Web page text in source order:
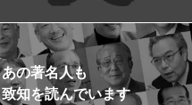
あの著名人も
致知を読んでいます